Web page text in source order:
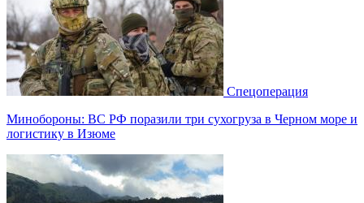
Спецоперация
Минобороны: ВС РФ поразили три сухогруза в Черном море и
логистику в Изюме